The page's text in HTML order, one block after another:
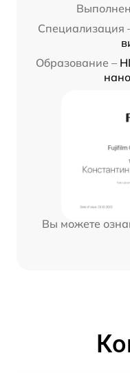
Специализация
Образование –
Вы можете